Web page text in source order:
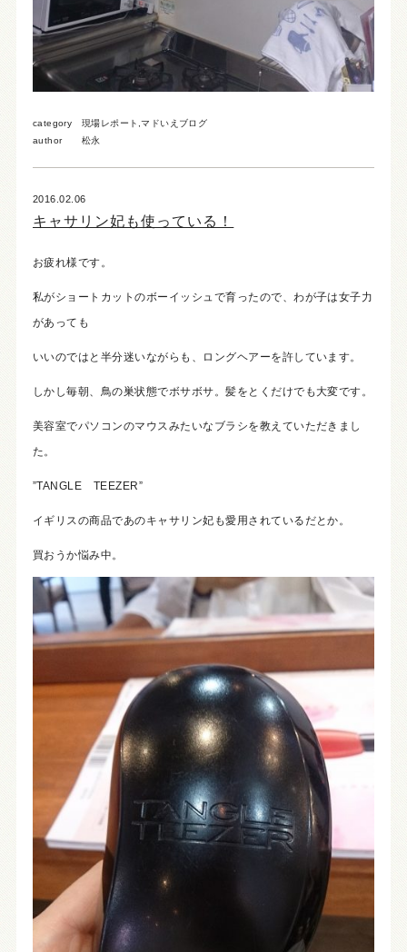
category 現場レポート ,マドいえブログ
author
松永
2016.02.06
キャサリン妃も使っている！
お疲れ様です。
私がショートカットのボーイッシュで育ったので、わが子は女子力
があっても
いいのではと半分迷いながらも、ロングヘアーを許しています。
しかし毎朝、鳥の巣状態でボサボサ。髪をとくだけでも大変です。
美容室でパソコンのマウスみたいなブラシを教えていただきまし
た。
”TANGLE TEEZER”
イギリスの商品であのキャサリン妃も愛用されているだとか。
買おうか悩み中。